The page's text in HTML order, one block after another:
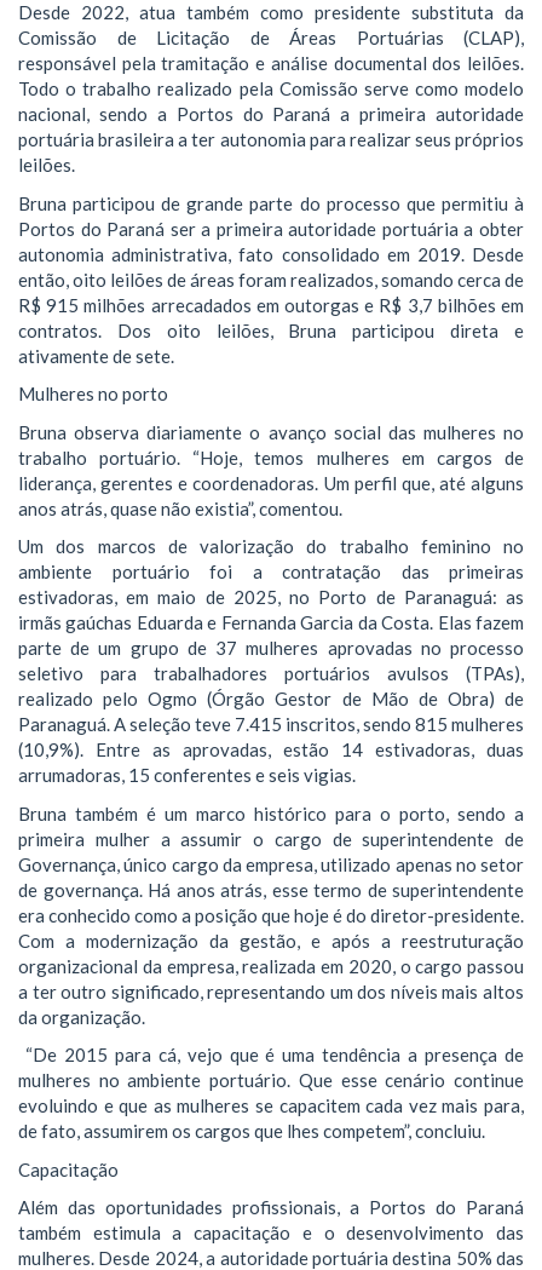
Desde 2022, atua também como presidente substituta da
Comissão de Licitação de Áreas Portuárias (CLAP),
responsável pela tramitação e análise documental dos leilões.
Todo o trabalho realizado pela Comissão serve como modelo
nacional, sendo a Portos do Paraná a primeira autoridade
portuária brasileira a ter autonomia para realizar seus próprios
leilões.
Bruna participou de grande parte do processo que permitiu à
Portos do Paraná ser a primeira autoridade portuária a obter
autonomia administrativa, fato consolidado em 2019. Desde
então, oito leilões de áreas foram realizados, somando cerca de
R$ 915 milhões arrecadados em outorgas e R$ 3,7 bilhões em
contratos. Dos oito leilões, Bruna participou direta e
ativamente de sete.
Mulheres no porto
Bruna observa diariamente o avanço social das mulheres no
trabalho portuário. “Hoje, temos mulheres em cargos de
liderança, gerentes e coordenadoras. Um perfil que, até alguns
anos atrás, quase não existia”, comentou.
Um dos marcos de valorização do trabalho feminino no
ambiente portuário foi a contratação das primeiras
estivadoras, em maio de 2025, no Porto de Paranaguá: as
irmãs gaúchas Eduarda e Fernanda Garcia da Costa. Elas fazem
parte de um grupo de 37 mulheres aprovadas no processo
seletivo para trabalhadores portuários avulsos (TPAs),
realizado pelo Ogmo (Órgão Gestor de Mão de Obra) de
Paranaguá. A seleção teve 7.415 inscritos, sendo 815 mulheres
(10,9%). Entre as aprovadas, estão 14 estivadoras, duas
arrumadoras, 15 conferentes e seis vigias.
Bruna também é um marco histórico para o porto, sendo a
primeira mulher a assumir o cargo de superintendente de
Governança, único cargo da empresa, utilizado apenas no setor
de governança. Há anos atrás, esse termo de superintendente
era conhecido como a posição que hoje é do diretor-presidente.
Com a modernização da gestão, e após a reestruturação
organizacional da empresa, realizada em 2020, o cargo passou
a ter outro significado, representando um dos níveis mais altos
da organização.
“De 2015 para cá, vejo que é uma tendência a presença de
mulheres no ambiente portuário. Que esse cenário continue
evoluindo e que as mulheres se capacitem cada vez mais para,
de fato, assumirem os cargos que lhes competem”, concluiu.
Capacitação
Além das oportunidades profissionais, a Portos do Paraná
também estimula a capacitação e o desenvolvimento das
mulheres. Desde 2024, a autoridade portuária destina 50% das